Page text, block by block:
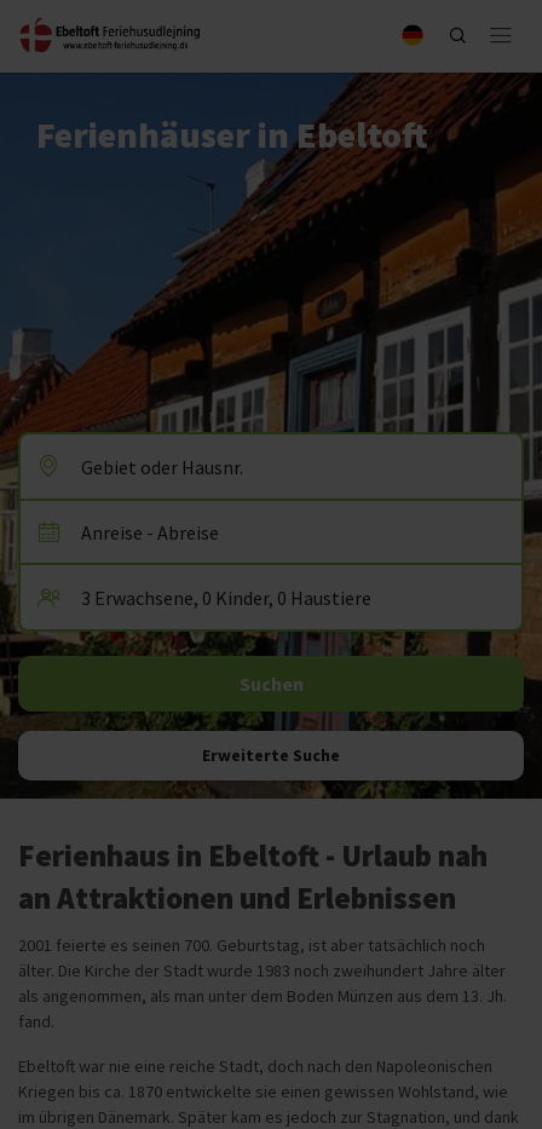
Ferienhäuser in Ebeltoft
Erweiterte Suche
Ferienhaus in Ebeltoft - Urlaub nah
an Attraktionen und Erlebnissen
2001 feierte es seinen 700. Geburtstag, ist aber tatsächlich noch
älter. Die Kirche der Stadt wurde 1983 noch zweihundert Jahre älter
als angenommen, als man unter dem Boden Münzen aus dem 13. Jh.
fand.
Ebeltoft war nie eine reiche Stadt, doch nach den Napoleonischen
Kriegen bis ca. 1870 entwickelte sie einen gewissen Wohlstand, wie
im übrigen Dänemark. Später kam es jedoch zur Stagnation, und dank